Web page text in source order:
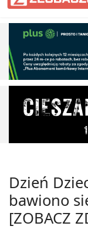
Dzień
bawiono
[ZOBACZ